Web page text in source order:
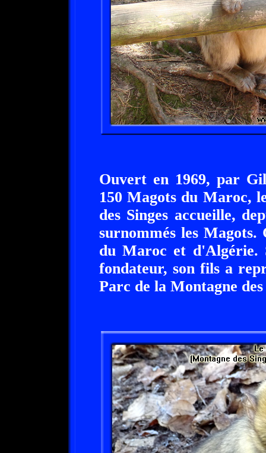
Ouvert en 1969, par
150 Magots du Maroc,
des Singes accueille,
surnommés les Magots.
du Maroc et d'Algérie.
fondateur, son fils a
Parc de la Montagne des